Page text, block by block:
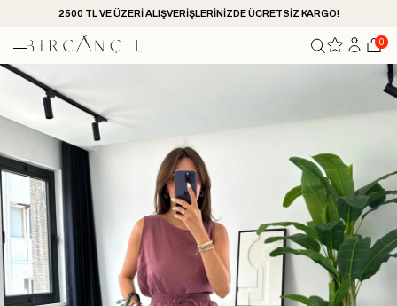
2500 TL VE ÜZERİ ALIŞVERİŞLERİNİZDE ÜCRETSİZ KARGO!
0